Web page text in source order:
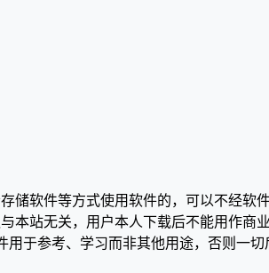
软件等方式使用软件的，可以不经软件
本站无关，用户本人下载后不能用作商
于参考、学习而非其他用途，否则一切